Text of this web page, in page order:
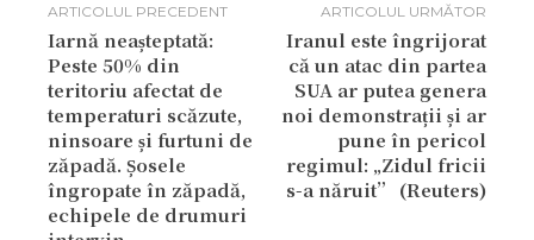
ARTICOLUL PRECEDENT
Iarnă neașteptată:
Peste 50% din
teritoriu afectat de
temperaturi scăzute,
ninsoare și furtuni de
zăpadă. Șosele
îngropate în zăpadă,
echipele de drumuri
ARTICOLUL URMĂTOR
Iranul este îngrijorat
că un atac din partea
SUA ar putea genera
noi demonstrații și ar
pune în pericol
regimul: „Zidul fricii
s-a năruit” (Reuters)